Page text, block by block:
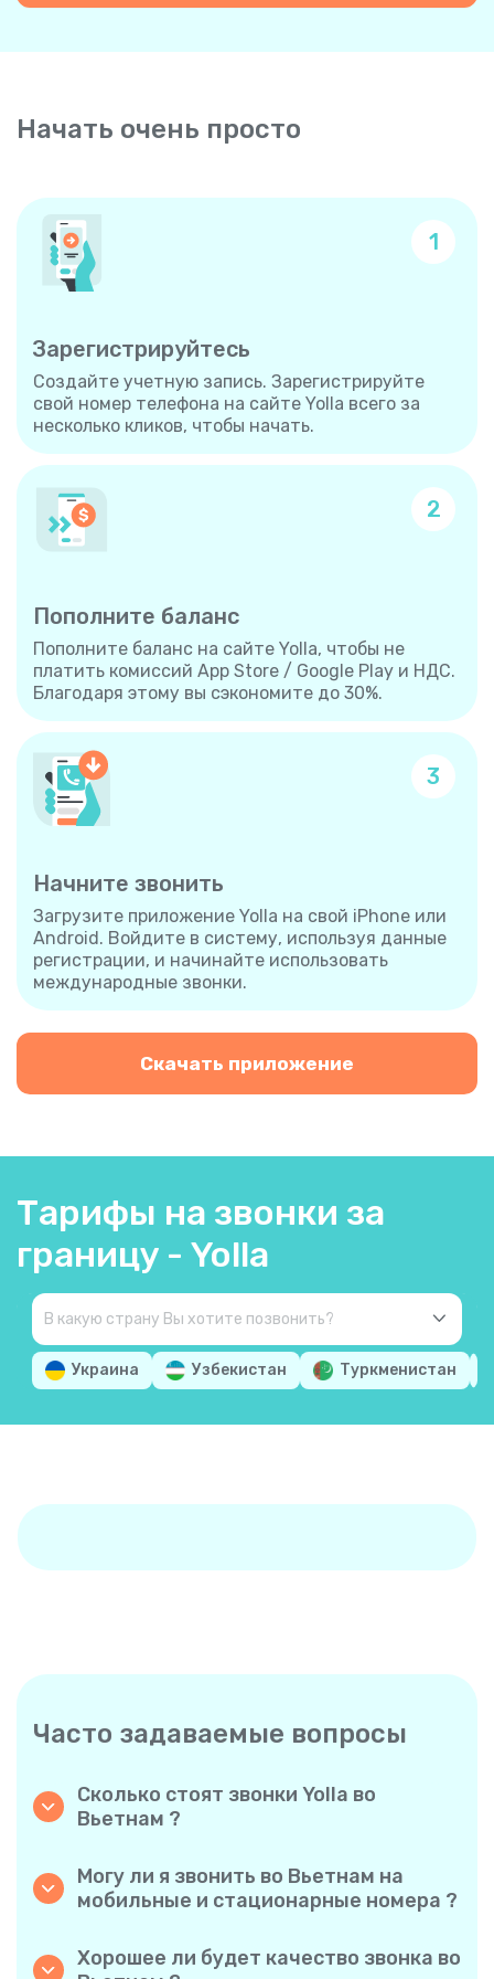
Начать очень просто
1
Зарегистрируйтесь
Создайте учетную запись. Зарегистрируйте
свой номер телефона на сайте Yolla всего за
несколько кликов, чтобы начать.
2
Пополните баланс
Пополните баланс на сайте Yolla, чтобы не
платить комиссий App Store / Google Play и НДС.
Благодаря этому вы сэкономите до 30%.
3
Начните звонить
Загрузите приложение Yolla на свой iPhone или
Android. Войдите в систему, используя данные
регистрации, и начинайте использовать
международные звонки.
Скачать приложение
Тарифы на звонки за
границу - Yolla
Украина Узбекистан Туркменистан
Часто задаваемые вопросы
Сколько стоят звонки Yolla во
Вьетнам ?
актуальными тарифами в приложении —
никаких скрытых комиссий, никаких
Могу ли я звонить во Вьетнам на
мобильные и стационарные номера ?
на мобильные, так и на стационарные
телефоны во Вьетнам.
Хорошее ли будет качество звонка во